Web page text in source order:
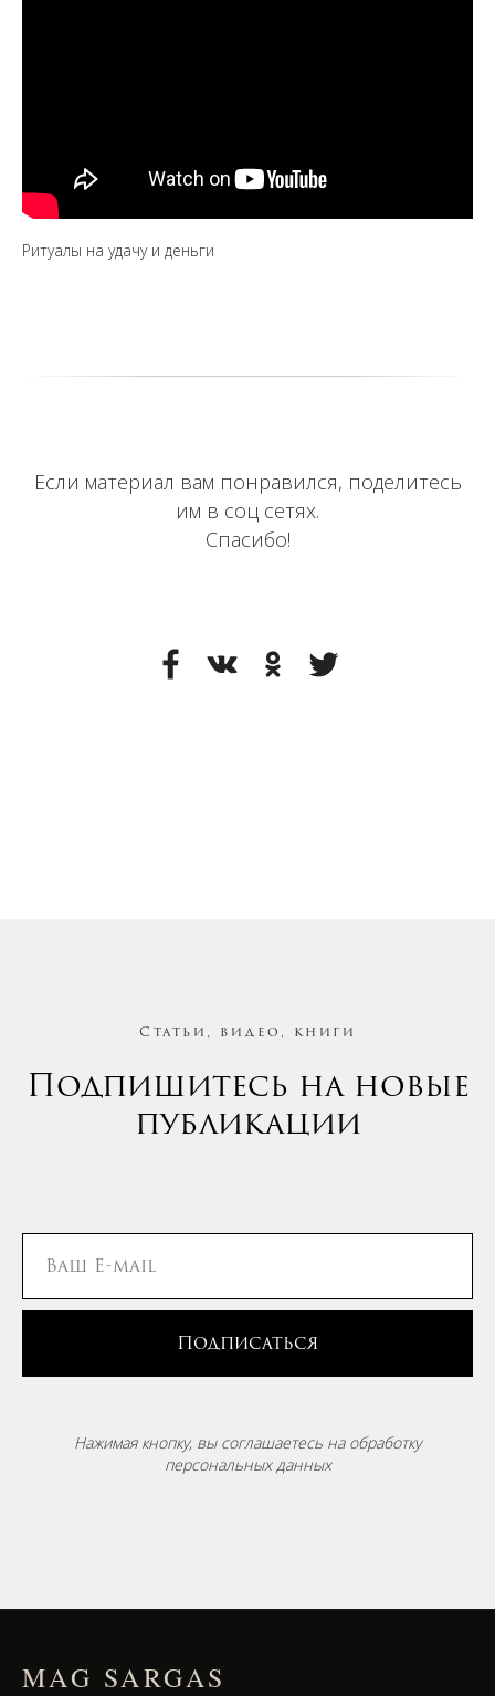
Ритуалы на удачу и деньги
Если материал вам понравился, поделитесь
им в соц сетях.
Спасибо!
Статьи, видео, книги
Подпишитесь на новые
публикации
Подписаться
Нажимая кнопку, вы соглашаетесь на обработку
персональных данных
MAG SARGAS